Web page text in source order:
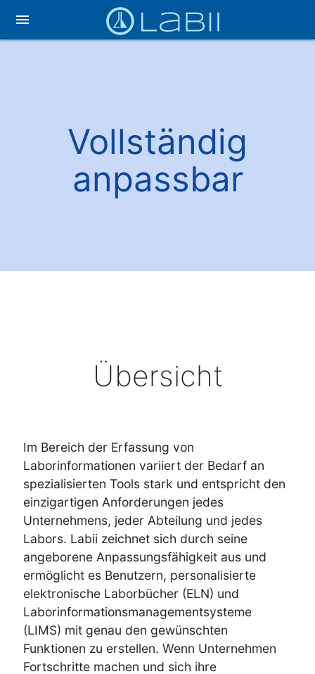
menu
Vollständig
anpassbar
Übersicht
Im Bereich der Erfassung von
Laborinformationen variiert der Bedarf an
spezialisierten Tools stark und entspricht den
einzigartigen Anforderungen jedes
Unternehmens, jeder Abteilung und jedes
Labors. Labii zeichnet sich durch seine
angeborene Anpassungsfähigkeit aus und
ermöglicht es Benutzern, personalisierte
elektronische Laborbücher (ELN) und
Laborinformationsmanagementsysteme
(LIMS) mit genau den gewünschten
Funktionen zu erstellen. Wenn Unternehmen
Fortschritte machen und sich ihre